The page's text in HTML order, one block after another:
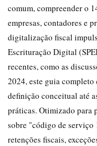
comum, compreender o
empresas, contadores e
digitalização fiscal
Escrituração Digital
recentes, como as
2024, este guia completo
definição conceitual até
práticas. Otimizado para
sobre "código de serviço
retenções fiscais,